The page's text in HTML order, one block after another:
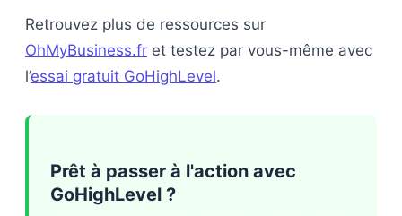
Retrouvez plus de ressources sur
OhMyBusiness.fr et testez par vous-même avec
l’essai gratuit GoHighLevel.
Prêt à passer à l'action avec
GoHighLevel ?